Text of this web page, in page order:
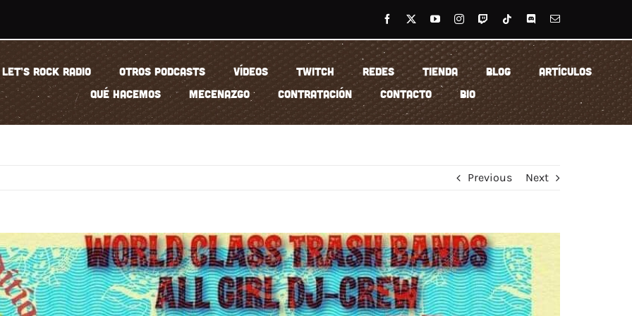
LET’S ROCK RADIO OTROS PODCASTS VÍDEOS TWITCH REDES TIENDA BLOG
ARTÍCULOS
QUÉ HACEMOS
MECENAZGO CONTRATACIÓN CONTACTO BIO
Previous Next